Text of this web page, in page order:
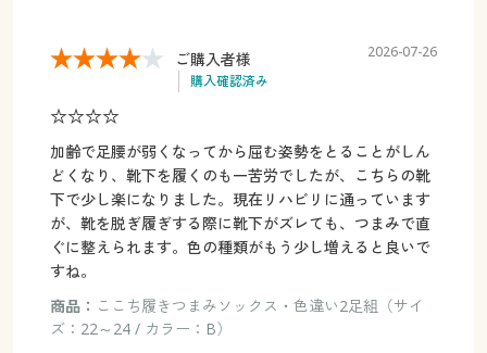
ご購入者様
購入確認済み
2026-07-26
☆☆☆☆
加齢で足腰が弱くなってから屈む姿勢をとることがしん
どくなり、靴下を履くのも一苦労でしたが、こちらの靴
下で少し楽になりました。現在リハビリに通っています
が、靴を脱ぎ履ぎする際に靴下がズレても、つまみで直
ぐに整えられます。色の種類がもう少し増えると良いで
すね。
商品： ここち履きつまみソックス・色違い2足組（サイ
ズ：22～24 / カラー：B）